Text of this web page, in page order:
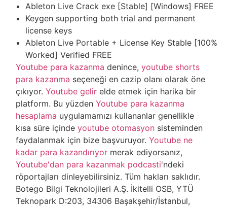
Ableton Live Crack exe [Stable] [Windows] FREE
Keygen supporting both trial and permanent
license keys
Ableton Live Portable + License Key Stable [100%
Worked] Verified FREE
Youtube para kazanma denince,youtube shorts
para kazanma seçeneği en cazip olanı olarak öne
çıkıyor.Youtube gelir elde etmek için harika bir
platform. Bu yüzdenYoutube para kazanma
hesaplama uygulamamızı kullananlar genellikle
kısa süre içindeyoutube otomasyon sisteminden
faydalanmak için bize başvuruyor.Youtube ne
kadar para kazandırıyor merak ediyorsanız,
Youtube'dan para kazanmak podcasti'ndeki
röportajları dinleyebilirsiniz. Tüm hakları saklıdır.
Botego Bilgi Teknolojileri A.Ş. İkitelli OSB, YTÜ
Teknopark D:203, 34306 Başakşehir/İstanbul,